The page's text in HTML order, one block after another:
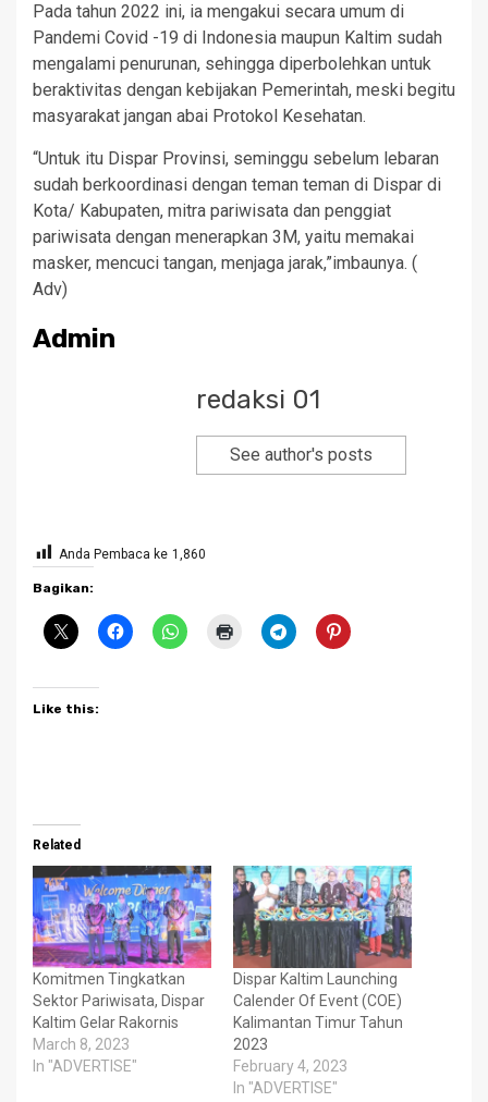
Pada tahun 2022 ini, ia mengakui secara umum di
Pandemi Covid -19 di Indonesia maupun Kaltim sudah
mengalami penurunan, sehingga diperbolehkan untuk
beraktivitas dengan kebijakan Pemerintah, meski begitu
masyarakat jangan abai Protokol Kesehatan.
“Untuk itu Dispar Provinsi, seminggu sebelum lebaran
sudah berkoordinasi dengan teman teman di Dispar di
Kota/ Kabupaten, mitra pariwisata dan penggiat
pariwisata dengan menerapkan 3M, yaitu memakai
masker, mencuci tangan, menjaga jarak,”imbaunya. (
Adv)
Admin
redaksi 01
See author's posts
Anda Pembaca ke 1,860
Bagikan:
Like this:
Related
Komitmen Tingkatkan
Sektor Pariwisata, Dispar
Kaltim Gelar Rakornis
March 8, 2023
In "ADVERTISE"
Dispar Kaltim Launching
Calender Of Event (COE)
Kalimantan Timur Tahun
2023
February 4, 2023
In "ADVERTISE"